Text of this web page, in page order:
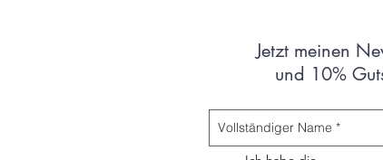
Jetzt meinen
und 10%